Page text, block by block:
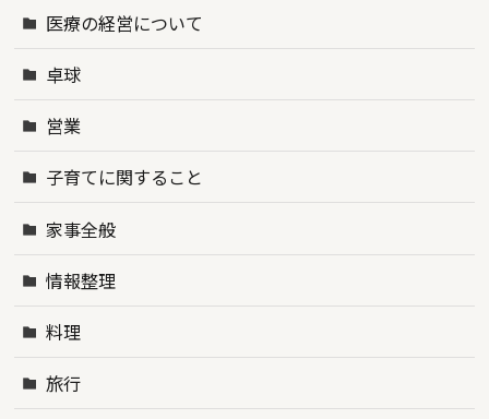
医療の経営について
卓球
営業
子育てに関すること
家事全般
情報整理
料理
旅行